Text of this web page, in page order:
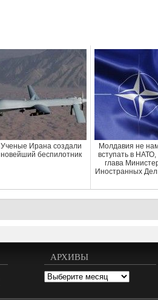
Ученые Ирана создали
новейший беспилотник
Молдавия не
вступать в НАТО,
глава
Иностранных
АРХИВЫ
Архивы